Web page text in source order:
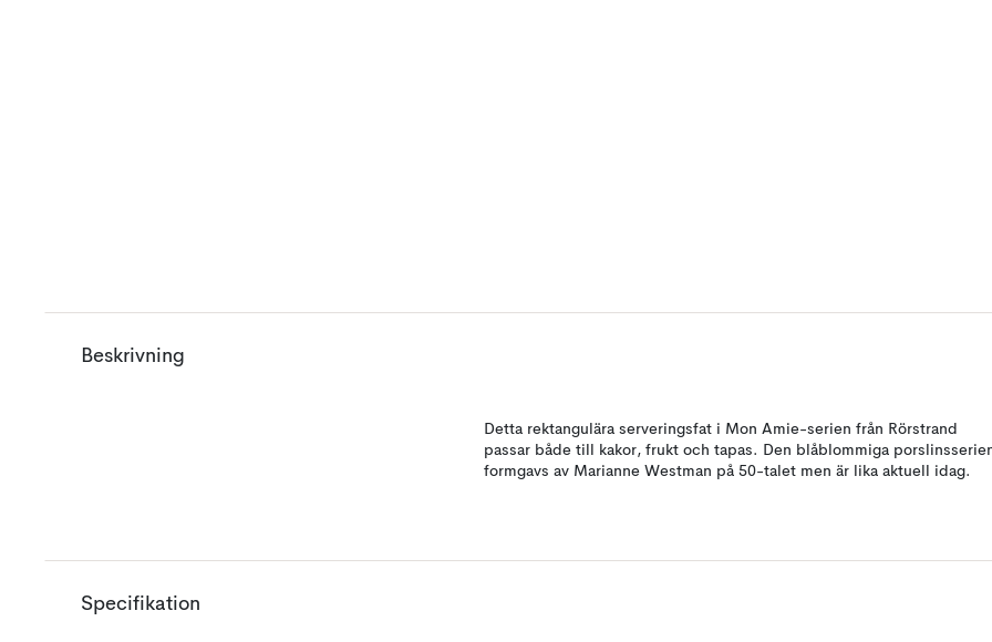
Beskrivning
Detta rektangulära serveringsfat i Mon Amie-serien från Rörstrand
passar både till kakor, frukt och tapas. Den blåblommiga
formgavs av Marianne Westman på 50-talet men är lika aktuell idag.
Specifikation